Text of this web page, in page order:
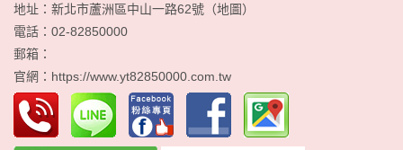
地址：新北市蘆洲區中山一路62號（地圖）
電話：02-82850000
郵箱：
官網： https://www.yt82850000.com.tw